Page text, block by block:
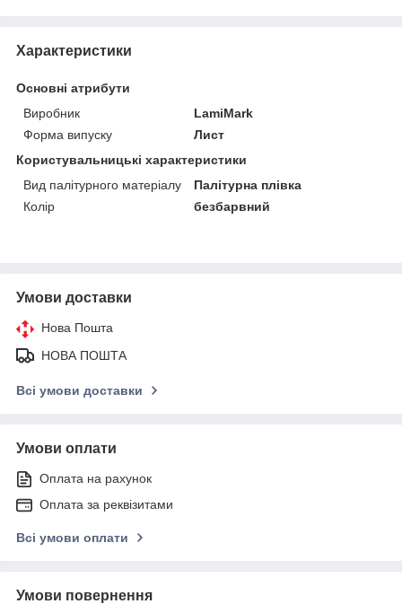
Характеристики
Основні атрибути
Виробник
LamiMark
Форма випуску
Лист
Користувальницькі характеристики
Вид палітурного матеріалу
Палітурна плівка
Колір
безбарвний
Умови доставки
Нова Пошта
НОВА ПОШТА
Всі умови доставки
Умови оплати
Оплата на рахунок
Оплата за реквізитами
Всі умови оплати
Умови повернення